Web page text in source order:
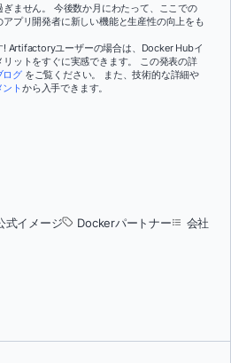
ません。 今後数か月にわたって、ここでの
プリ開発者に新しい機能と生産性の向上をも
! Artifactoryユーザーの場合は、Docker Hubイ
ットをすぐに実感できます。 この発表の詳
ログ をご覧ください。 また、技術的な詳細や
ントから入手できます。
式イメージ Dockerパートナー
会社